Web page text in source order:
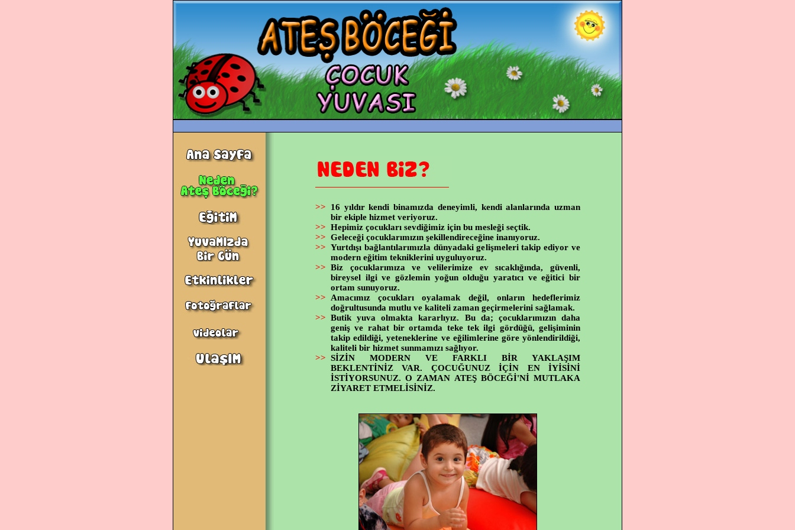
>> 16 yıldır kendi binamızda deneyimli, kendi alanlarında uzman
bir ekiple hizmet veriyoruz.
>> Hepimiz çocukları sevdiğimiz için bu mesleği seçtik.
>> Geleceği çocuklarımızın şekillendireceğine inanıyoruz.
>> Yurtdışı bağlantılarımızla dünyadaki gelişmeleri takip ediyor ve
modern eğitim tekniklerini uyguluyoruz.
>> Biz çocuklarımıza ve velilerimize ev sıcaklığında, güvenli,
bireysel ilgi ve gözlemin yoğun olduğu yaratıcı ve eğitici bir
ortam sunuyoruz.
>> Amacımız çocukları oyalamak değil, onların hedeflerimiz
doğrultusunda mutlu ve kaliteli zaman geçirmelerini sağlamak.
>> Butik yuva olmakta kararlıyız. Bu da; çocuklarımızın daha
geniş ve rahat bir ortamda teke tek ilgi gördüğü, gelişiminin
takip edildiği, yeteneklerine ve eğilimlerine göre yönlendirildiği,
kaliteli bir hizmet sunmamızı sağlıyor.
>> SİZİN MODERN VE FARKLI BİR YAKLAŞIM
BEKLENTİNİZ VAR. ÇOCUĞUNUZ İÇİN EN İYİSİNİ
İSTİYORSUNUZ. O ZAMAN ATEŞ BÖCEĞİ'Nİ MUTLAKA
ZİYARET ETMELİSİNİZ.